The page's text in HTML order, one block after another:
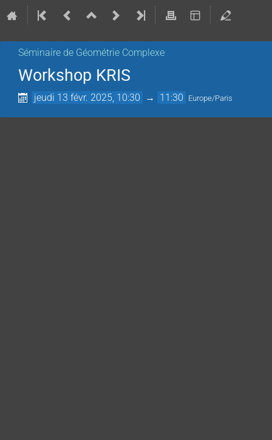
Séminaire de Géométrie Complexe
Workshop KRIS
jeudi 13 févr. 2025, 10:30 → 11:30 Europe/Paris